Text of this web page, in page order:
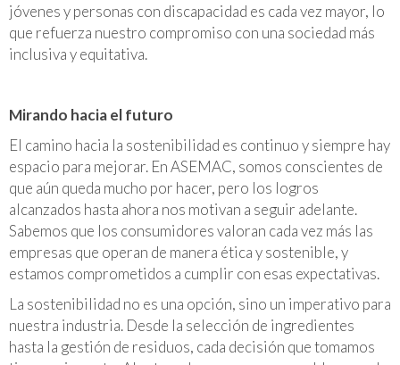
jóvenes y personas con discapacidad es cada vez mayor, lo
que refuerza nuestro compromiso con una sociedad más
inclusiva y equitativa.
Mirando hacia el futuro
El camino hacia la sostenibilidad es continuo y siempre hay
espacio para mejorar. En ASEMAC, somos conscientes de
que aún queda mucho por hacer, pero los logros
alcanzados hasta ahora nos motivan a seguir adelante.
Sabemos que los consumidores valoran cada vez más las
empresas que operan de manera ética y sostenible, y
estamos comprometidos a cumplir con esas expectativas.
La sostenibilidad no es una opción, sino un imperativo para
nuestra industria. Desde la selección de ingredientes
hasta la gestión de residuos, cada decisión que tomamos